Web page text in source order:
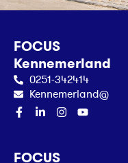
FOCUS
Kennemerland
0251-342414
Kennemerland@
FOCUS